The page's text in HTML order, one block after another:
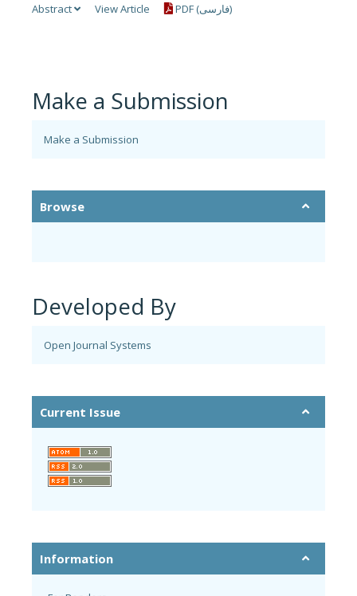
Abstract
View Article PDF (فارسی)
Make a Submission
Make a Submission
Browse
Developed By
Open Journal Systems
Current Issue
Information